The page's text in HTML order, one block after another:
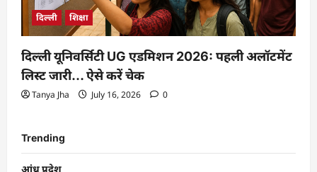
दिल्ली शिक्षा
दिल्ली यूनिवर्सिटी UG एडमिशन 2026: पहली अलॉटमेंट
लिस्ट जारी… ऐसे करें चेक
Tanya Jha July 16, 2026 0
Trending
आंध्र प्रदेश